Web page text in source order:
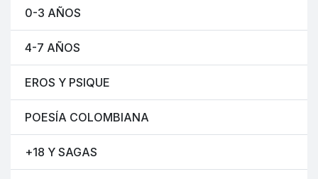
0-3 AÑOS
4-7 AÑOS
EROS Y PSIQUE
POESÍA COLOMBIANA
+18 Y SAGAS